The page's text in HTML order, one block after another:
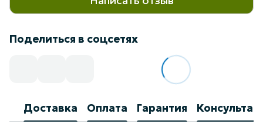
Поделиться в соцсетях
Доставка Оплата Гарантия